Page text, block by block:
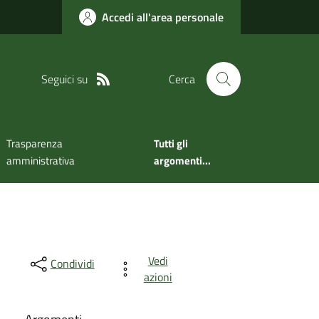
Accedi all'area personale
Seguici su Cerca
Trasparenza
amministrativa
Tutti gli
argomenti...
Condividi
Vedi
azioni